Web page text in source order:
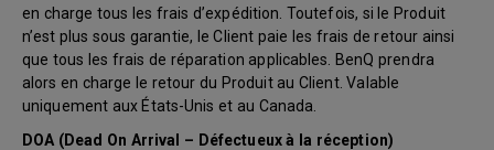
en charge tous les frais d’expédition. Toutefois, si le Produit
n’est plus sous garantie, le Client paie les frais de retour ainsi
que tous les frais de réparation applicables. BenQ prendra
alors en charge le retour du Produit au Client. Valable
uniquement aux États-Unis et au Canada.
DOA (Dead On Arrival – Défectueux à la réception)